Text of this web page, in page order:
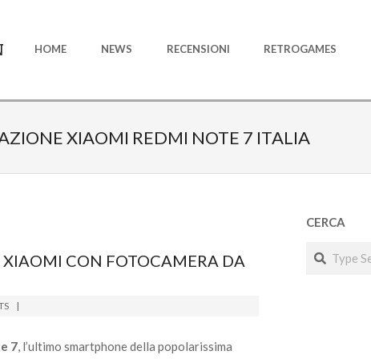
Menu
HOME NEWS RECENSIONI RETROGAMES
XIAOMI REDMI NOTE 7 ITALIA
XIAOMI CON FOTOCAMERA DA
7, l’ultimo smartphone della popolarissima
CERCA
Search